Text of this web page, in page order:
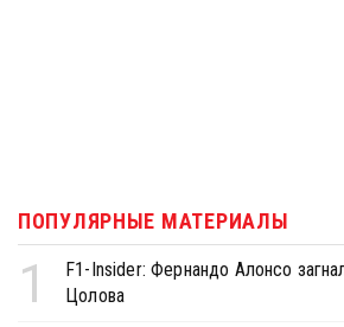
ПОПУЛЯРНЫЕ МАТЕРИАЛЫ
1
F1-Insider: Фернандо Алонсо
Цолова